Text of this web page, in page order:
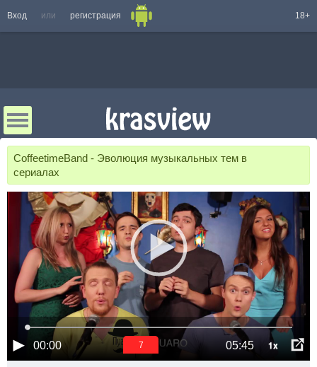
Вход или регистрация 18+
CoffeetimeBand - Эволюция музыкальных тем в
сериалах
00:00 05:45 1x
7